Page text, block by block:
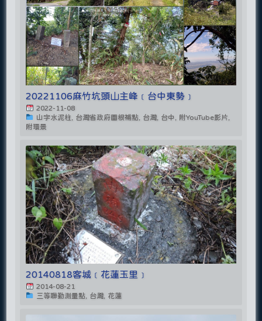
20221106麻竹坑頭山主峰﹝台中東勢﹞
2022-11-08
山字水泥柱, 台灣省政府圖根補點, 台灣, 台中, 附YouTube影片,
附環景
20140818客城﹝花蓮玉里﹞
2014-08-21
三等聯勤測量點, 台灣, 花蓮